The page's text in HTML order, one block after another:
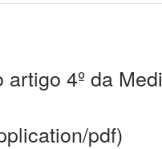
artigo 4º da
pdf)